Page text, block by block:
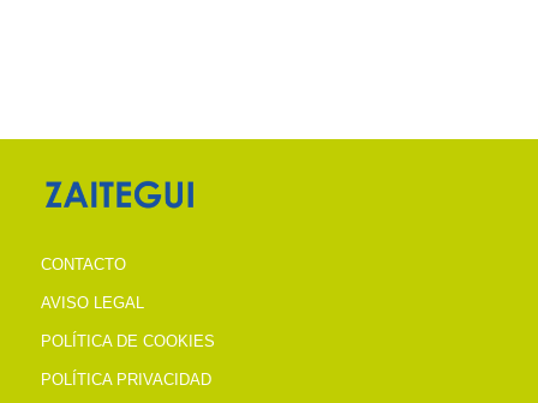
CONTACTO
AVISO LEGAL
POLÍTICA DE COOKIES
POLÍTICA PRIVACIDAD